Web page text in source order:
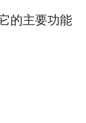
的主要功能